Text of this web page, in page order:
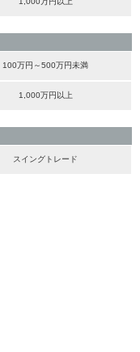
100万円～500万円未満
1,000万円以上
スイングトレード